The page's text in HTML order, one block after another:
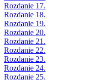
Rozdanie 17.
Rozdanie 18.
Rozdanie 19.
Rozdanie 20.
Rozdanie 21.
Rozdanie 22.
Rozdanie 23.
Rozdanie 24.
Rozdanie 25.